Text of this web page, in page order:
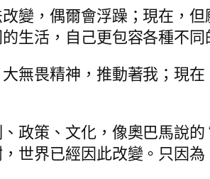
變，偶爾會浮躁；現在，
生活，自己更包容各種不
無畏精神，推動著我；現
政策、文化，像奧巴馬說
世界已經因此改變。只因